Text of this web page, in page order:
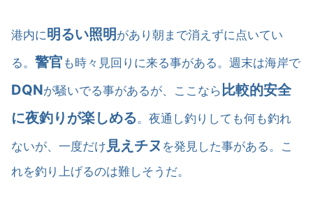
港内に明るい照明 があり朝まで消えずに点いてい
る。 警官 も時々見回りに来る事がある。週末は海岸で
DQNが騒いでる事があるが、ここなら 比較的安全
に夜釣りが楽しめる。夜通し釣りしても何も釣れ
ないが、一度だけ 見えチヌ を発見した事がある。こ
れを釣り上げるのは難しそうだ。